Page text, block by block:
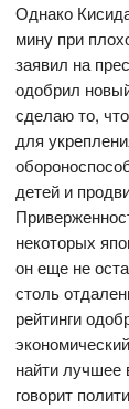
Однако
мину при
заявил на
одобрил
сделаю то,
для
детей и
некоторых
он еще не
столь
рейтинги
найти лучшее
говорит